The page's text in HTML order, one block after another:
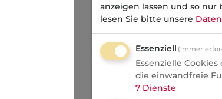
anzeigen lassen und so nur
lesen Sie bitte unsere
Essenziell (immer
Essenzielle
die einwandfreie
7 Dienste